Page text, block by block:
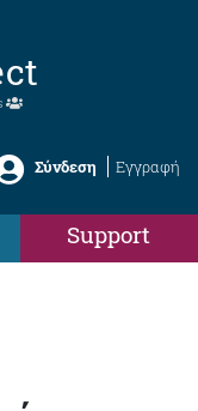
Σύνδεση Εγγραφή
Support